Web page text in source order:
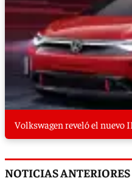
Volkswagen reveló el nuevo
NOTICIAS